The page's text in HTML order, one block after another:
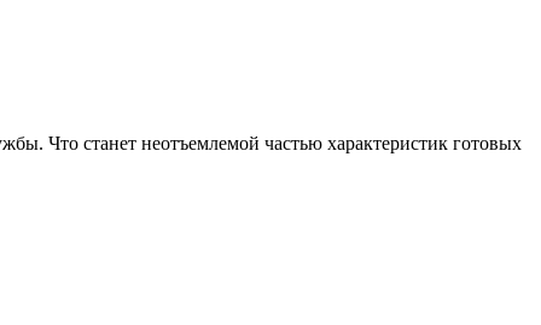
Что станет неотъемлемой частью характеристик готовых